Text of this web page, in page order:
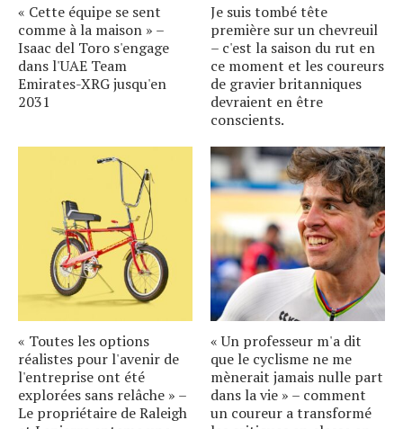
« Cette équipe se sent
comme à la maison » –
Isaac del Toro s'engage
dans l'UAE Team
Emirates-XRG jusqu'en
2031
Je suis tombé tête
première sur un chevreuil
– c'est la saison du rut en
ce moment et les coureurs
de gravier britanniques
devraient en être
conscients.
« Toutes les options
réalistes pour l'avenir de
l'entreprise ont été
explorées sans relâche » –
Le propriétaire de Raleigh
« Un professeur m'a dit
que le cyclisme ne me
mènerait jamais nulle part
dans la vie » – comment
un coureur a transformé